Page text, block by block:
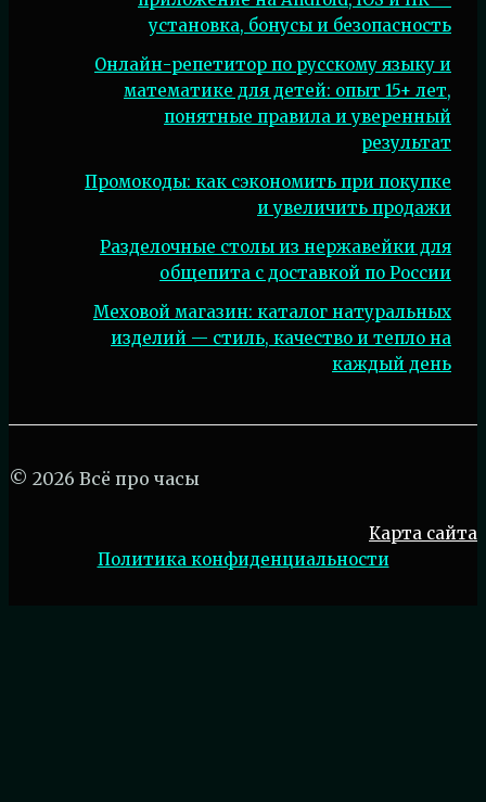
установка, бонусы и безопасность
Онлайн-репетитор по русскому языку и
математике для детей: опыт 15+ лет,
понятные правила и уверенный
результат
Промокоды: как сэкономить при покупке
и увеличить продажи
Разделочные столы из нержавейки для
общепита с доставкой по России
Меховой магазин: каталог натуральных
изделий — стиль, качество и тепло на
каждый день
© 2026 Всё про часы
Карта сайта
Политика конфиденциальности